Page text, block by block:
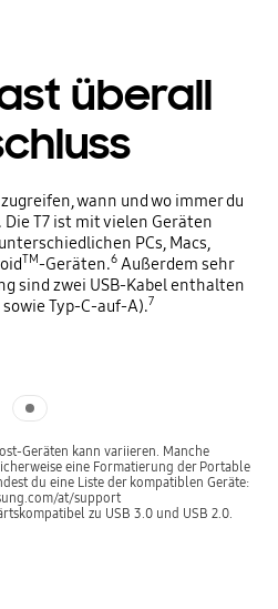
überall
wann und wo immer du
T7 ist mit vielen Geräten
PCs, Macs,
TM-Geräten.6Außerdem sehr
sind zwei USB-Kabel enthalten
Typ-C-auf-A).7
Geräten kann variieren. Manche
eine Formatierung der Portable
du eine Liste der kompatiblen Geräte:
at/support
zu USB 3.0 und USB 2.0.